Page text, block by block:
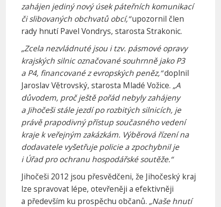
zahájen jediný nový úsek páteřních komunikací
či slibovaných obchvatů obcí,“upozornil člen
rady hnutí Pavel Vondrys, starosta Strakonic.
„Zcela nezvládnuté jsou i tzv. pásmové opravy
krajských silnic označované souhrnně jako P3
a P4, financované z evropských peněz,“doplnil
Jaroslav Větrovský, starosta Mladé Vožice. „A
důvodem, proč ještě pořád nebyly zahájeny
a Jihočeši stále jezdí po rozbitých silnicích, je
právě prapodivný přístup současného vedení
kraje k veřejným zakázkám. Výběrová řízení na
dodavatele vyšetřuje policie a zpochybnil je
i Úřad pro ochranu hospodářské soutěže.“
Jihočeši 2012 jsou přesvědčeni, že Jihočeský kraj
lze spravovat lépe, otevřeněji a efektivněji
a především ku prospěchu občanů. „Naše hnutí